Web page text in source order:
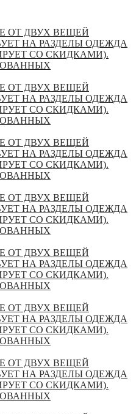
ОТ ДВУХ ВЕЩЕЙ
НА РАЗДЕЛЫ ОДЕЖДА
СО СКИДКАМИ).
ОТ ДВУХ ВЕЩЕЙ
НА РАЗДЕЛЫ ОДЕЖДА
СО СКИДКАМИ).
ОТ ДВУХ ВЕЩЕЙ
НА РАЗДЕЛЫ ОДЕЖДА
СО СКИДКАМИ).
ОТ ДВУХ ВЕЩЕЙ
НА РАЗДЕЛЫ ОДЕЖДА
СО СКИДКАМИ).
ОТ ДВУХ ВЕЩЕЙ
НА РАЗДЕЛЫ ОДЕЖДА
СО СКИДКАМИ).
ОТ ДВУХ ВЕЩЕЙ
НА РАЗДЕЛЫ ОДЕЖДА
СО СКИДКАМИ).
ОТ ДВУХ ВЕЩЕЙ
НА РАЗДЕЛЫ ОДЕЖДА
СО СКИДКАМИ).